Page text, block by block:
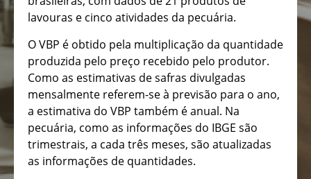
lavouras e cinco atividades da pecuária.
O VBP é obtido pela multiplicação da quantidade
produzida pelo preço recebido pelo produtor.
Como as estimativas de safras divulgadas
mensalmente referem-se à previsão para o ano,
a estimativa do VBP também é anual. Na
pecuária, como as informações do IBGE são
trimestrais, a cada três meses, são atualizadas
as informações de quantidades.